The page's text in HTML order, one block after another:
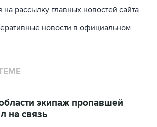
на рассылку главных новостей сайта
новости в официальном
экипаж пропавшей
на связь